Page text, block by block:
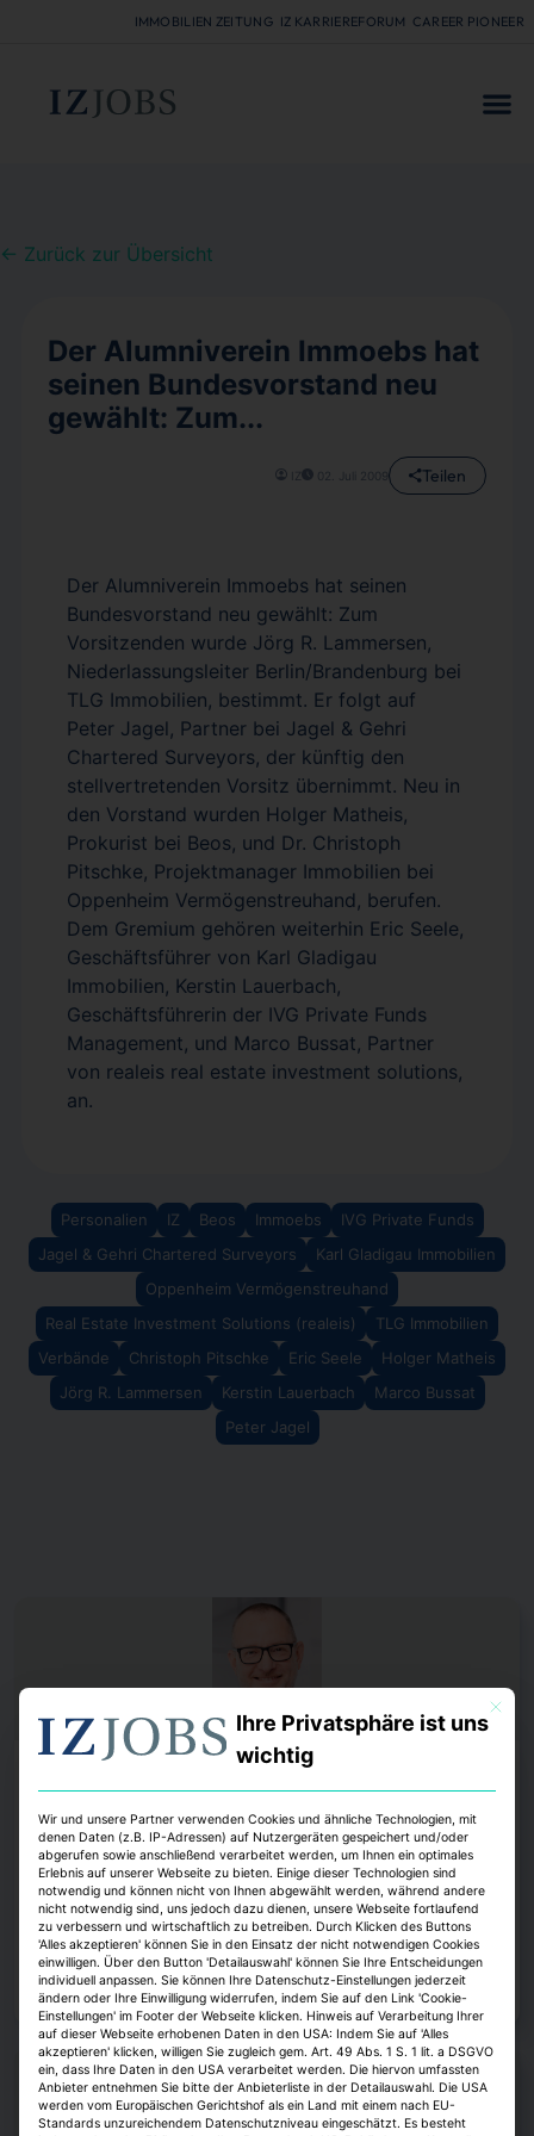
IMMOBILIEN ZEITUNG IZ KARRIEREFORUM CAREER PIONEER
← Zurück zur Übersicht
Der Alumniverein Immoebs hat
seinen Bundesvorstand neu
gewählt: Zum...
02. Juli 2009 Teilen
Der Alumniverein Immoebs hat seinen
Bundesvorstand neu gewählt: Zum
Vorsitzenden wurde Jörg R. Lammersen,
Niederlassungsleiter Berlin/Brandenburg bei
TLG Immobilien, bestimmt. Er folgt auf
Peter Jagel, Partner bei Jagel & Gehri
Chartered Surveyors, der künftig den
stellvertretenden Vorsitz übernimmt. Neu in
den Vorstand wurden Holger Matheis,
Prokurist bei Beos, und Dr. Christoph
Pitschke, Projektmanager Immobilien bei
Oppenheim Vermögenstreuhand, berufen.
Dem Gremium gehören weiterhin Eric Seele,
Geschäftsführer von Karl Gladigau
Immobilien, Kerstin Lauerbach,
Geschäftsführerin der IVG Private Funds
Management, und Marco Bussat, Partner
von realeis real estate investment solutions,
an.
Personalien IZ Beos Immoebs
IVG Private Funds
Jagel & Gehri Chartered Surveyors
Karl Gladigau Immobilien
Oppenheim Vermögenstreuhand
Real Estate Investment Solutions (realeis)
TLG Immobilien
Verbände
Christoph Pitschke Eric Seele
Holger Matheis
Jörg R. Lammersen
Kerstin Lauerbach
Marco Bussat
Peter Jagel
Strategis ernennt Roland D. Schleider zum
Head of Business Development
Das Beratungsunternehmen Strategis gewinnt Roland D. Schleider als
Head of Business Development. Er war zuletzt als Interimmanager und
Unternehmensberater tätig.
Janina Stadel, erstellt mit IZ KI 6. August 2026
Zum Artikel
Mit
Ihre Privatsphäre ist uns
wichtig
Wir und unsere Partner verwenden Cookies und ähnliche Technologien, mit
denen Daten (z.B. IP-Adressen) auf Nutzergeräten gespeichert und/oder
abgerufen sowie anschließend verarbeitet werden, um Ihnen ein optimales
Erlebnis auf unserer Webseite zu bieten. Einige dieser Technologien sind
notwendig und können nicht von Ihnen abgewählt werden, während andere
nicht notwendig sind, uns jedoch dazu dienen, unsere Webseite fortlaufend
zu verbessern und wirtschaftlich zu betreiben. Durch Klicken des Buttons
'Alles akzeptieren' können Sie in den Einsatz der nicht notwendigen Cookies
einwilligen. Über den Button 'Detailauswahl' können Sie Ihre Entscheidungen
individuell anpassen. Sie können Ihre Datenschutz-Einstellungen jederzeit
ändern oder Ihre Einwilligung widerrufen, indem Sie auf den Link 'Cookie-
Einstellungen' im Footer der Webseite klicken. Hinweis auf Verarbeitung Ihrer
auf dieser Webseite erhobenen Daten in den USA: Indem Sie auf 'Alles
akzeptieren' klicken, willigen Sie zugleich gem. Art. 49 Abs. 1 S. 1 lit. a DSGVO
ein, dass Ihre Daten in den USA verarbeitet werden. Die hiervon umfassten
Anbieter entnehmen Sie bitte der Anbieterliste in der Detailauswahl. Die USA
werden vom Europäischen Gerichtshof als ein Land mit einem nach EU-
Standards unzureichendem Datenschutzniveau eingeschätzt. Es besteht